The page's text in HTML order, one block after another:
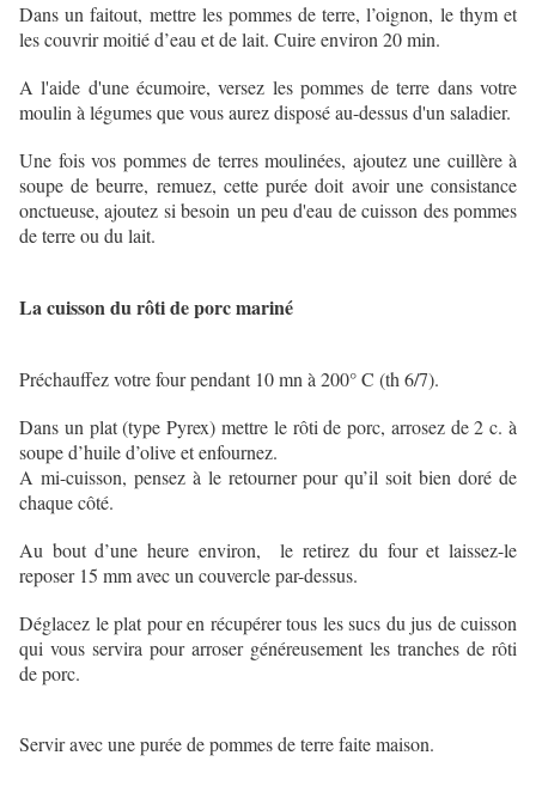
Dans un faitout, mettre les pommes de terre, l’oignon, le thym et
les couvrir moitié d’eau et de lait. Cuire environ 20 min.
A l'aide d'une écumoire, versez les pommes de terre dans votre
moulin à légumes que vous aurez disposé au-dessus d'un saladier.
Une fois vos pommes de terres moulinées, ajoutez une cuillère à
soupe de beurre, remuez, cette purée doit avoir une consistance
onctueuse, ajoutez si besoin un peu d'eau de cuisson des pommes
de terre ou du lait.
La cuisson du rôti de porc mariné
Préchauffez votre four pendant 10 mn à 200° C (th 6/7).
Dans un plat (type Pyrex) mettre le rôti de porc, arrosez de 2 c. à
soupe d’huile d’olive et enfournez.
A mi-cuisson, pensez à le retourner pour qu’il soit bien doré de
chaque côté.
Au bout d’une heure environ, le retirez du four et laissez-le
reposer 15 mm avec un couvercle par-dessus.
Déglacez le plat pour en récupérer tous les sucs du jus de cuisson
qui vous servira pour arroser généreusement les tranches de rôti
de porc.
Servir avec une purée de pommes de terre faite maison.